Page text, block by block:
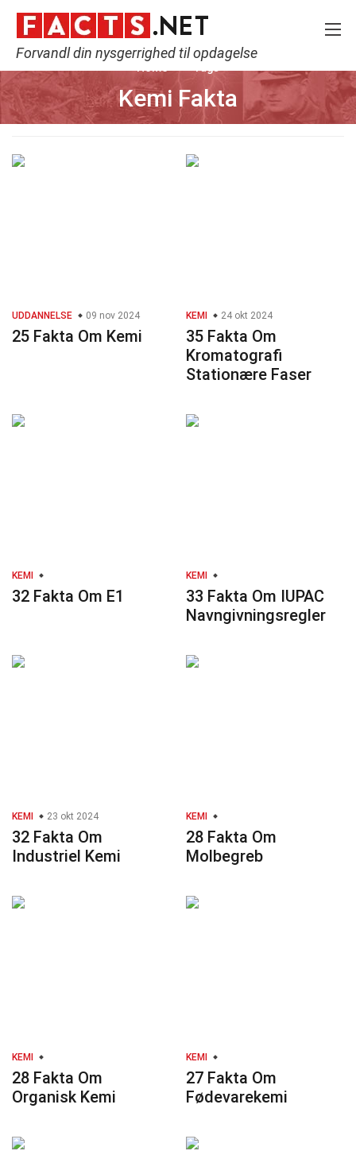
Forvandl din nysgerrighed til opdagelse
Kemi Fakta
UDDANNELSE 09 nov 2024
25 Fakta Om Kemi
KEMI 24 okt 2024
35 Fakta Om
Kromatografi
Stationære Faser
KEMI
32 Fakta Om E1
KEMI
33 Fakta Om IUPAC
Navngivningsregler
KEMI 23 okt 2024
32 Fakta Om
Industriel Kemi
KEMI
28 Fakta Om
Molbegreb
KEMI
28 Fakta Om
Organisk Kemi
KEMI
27 Fakta Om
Fødevarekemi